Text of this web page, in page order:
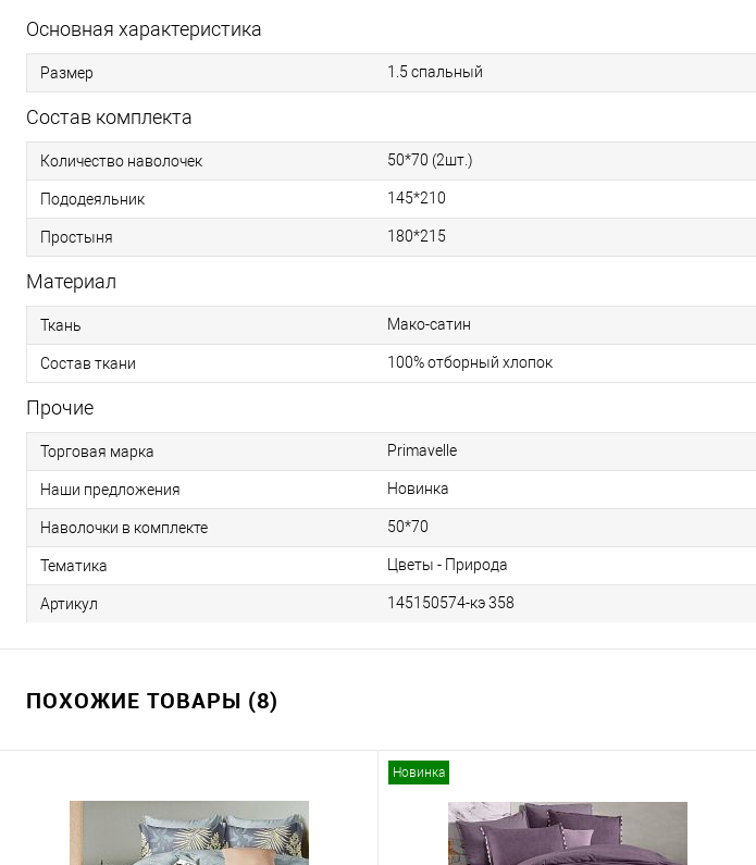
Основная характеристика
Размер 1.5 спальный
Состав комплекта
Количество наволочек 50*70 (2шт.)
Пододеяльник 145*210
Простыня 180*215
Материал
Ткань Мако-сатин
Состав ткани 100% отборный хлопок
Прочие
Торговая марка Primavelle
Наши предложения Новинка
Наволочки в комплекте 50*70
Тематика Цветы - Природа
Артикул 145150574-кэ 358
ПОХОЖИЕ ТОВАРЫ (8)
Новинка